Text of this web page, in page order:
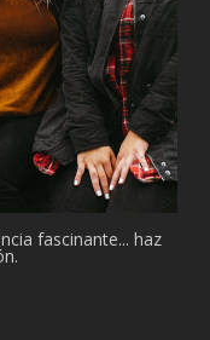
fascinante... haz